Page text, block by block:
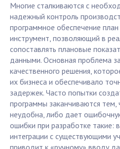
Многие сталкиваются с
надежный контроль
программное обеспечение
инструмент, позволяющий в
сопоставлять плановые
данными. Основная проблема
качественного решения,
их бизнеса и обеспечивало
задержек. Часто попытки
программы заканчиваются
неудобна, либо дает
ошибки при разработке такие:
интеграции с существующими